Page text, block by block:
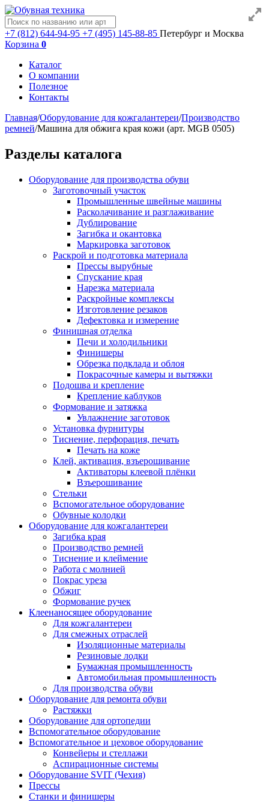
+7 (812) 644-94-95 +7 (495) 145-88-85 Петербург и Москва
Корзина 0
Каталог
О компании
Полезное
Контакты
Главная/Оборудование для кожгалантереи/Производство
ремней/Машина для обжига края кожи (арт. MGB 0505)
Разделы каталога
Оборудование для производства обуви
Заготовочный участок
Промышленные швейные машины
Расколачивание и разглаживание
Дублирование
Загибка и окантовка
Маркировка заготовок
Раскрой и подготовка материала
Прессы вырубные
Спускание края
Нарезка материала
Раскройные комплексы
Изготовление резаков
Дефектовка и измерение
Финишная отделка
Печи и холодильники
Финишеры
Обрезка подклада и облоя
Покрасочные камеры и вытяжки
Подошва и крепление
Крепление каблуков
Формование и затяжка
Увлажнение заготовок
Установка фурнитуры
Тиснение, перфорация, печать
Печать на коже
Клей, активация, взъерошивание
Активаторы клеевой плёнки
Взъерошивание
Стельки
Вспомогательное оборудование
Обувные колодки
Оборудование для кожгалантереи
Загибка края
Производство ремней
Тиснение и клеймение
Работа с молнией
Покрас уреза
Обжиг
Формование ручек
Клеенаносящее оборудование
Для кожгалантереи
Для смежных отраслей
Изоляционные материалы
Резиновые лодки
Бумажная промышленность
Автомобильная промышленность
Для производства обуви
Оборудование для ремонта обуви
Растяжки
Оборудование для ортопедии
Вспомогательное оборудование
Вспомогательное и цеховое оборудование
Конвейеры и стеллажи
Аспирационные системы
Оборудование SVIT (Чехия)
Прессы
Станки и финишеры